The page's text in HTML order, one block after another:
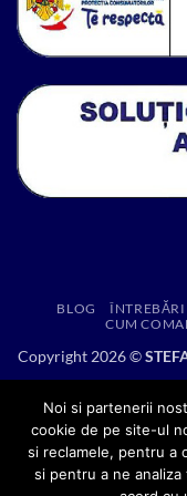
BLOG ÎNTREBĂRI
CUM
Copyright 2026 ©
Noi si partenerii
cookie de pe site-ul
si reclamele, pentru a
si pentru a ne